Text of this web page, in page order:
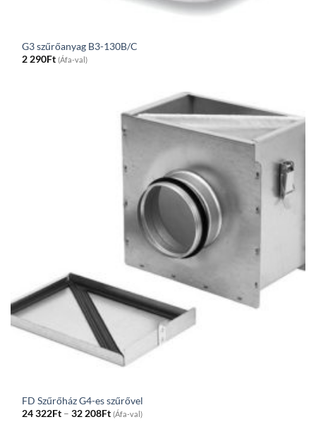
G3 szűrőanyag B3-130B/C
2 290Ft (Áfa-val)
FD Szűrőház G4-es szűrővel
24 322Ft – 32 208FtPrice
range:
(Áfa-val)